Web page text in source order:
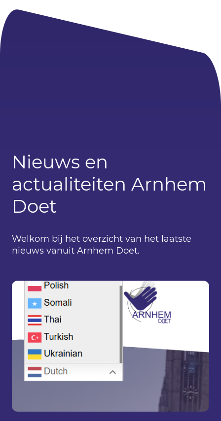
Nieuws en
actualiteiten Arnhem
Doet
Welkom bij het overzicht van het laatste
nieuws vanuit Arnhem Doet.